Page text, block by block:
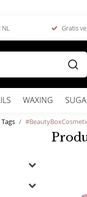
NL Gratis
WAXING
Tags